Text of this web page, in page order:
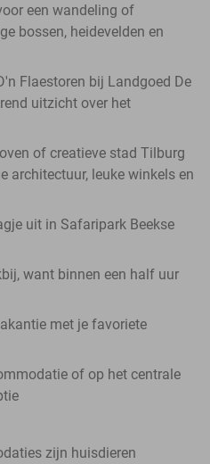
een wandeling of
bossen, heidevelden en
Flaestoren bij Landgoed De
uitzicht over het
of creatieve stad Tilburg
architectuur, leuke winkels en
uit in Safaripark Beekse
want binnen een half uur
met je favoriete
of op het centrale
zijn huisdieren